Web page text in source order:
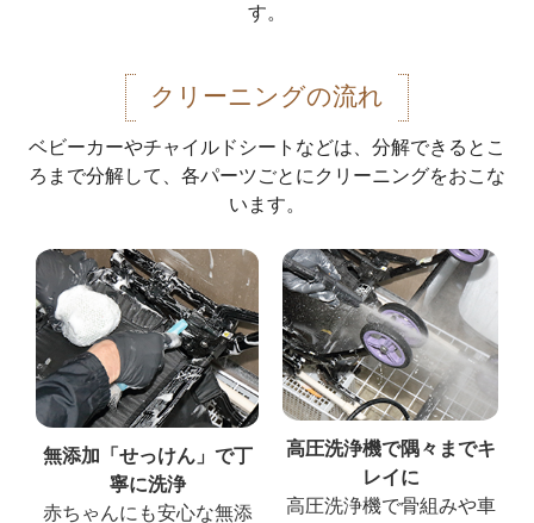
す。
クリーニングの流れ
ベビーカーやチャイルドシートなどは、分解できるとこ
ろまで分解して、各パーツごとにクリーニングをおこな
います。
無添加「せっけん」で丁
寧に洗浄
赤ちゃんにも安心な無添
高圧洗浄機で隅々までキ
レイに
高圧洗浄機で骨組みや車